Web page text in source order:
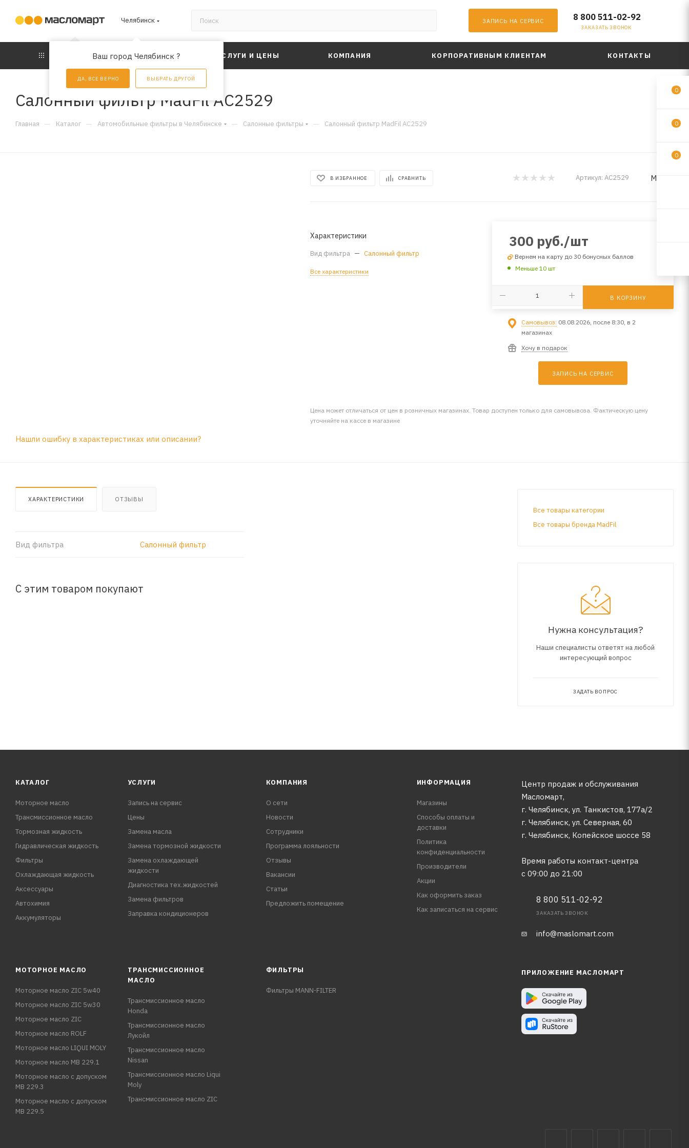
Челябинск
Ваш город Челябинск ?
ДА, ВСЕ ВЕРНО ВЫБРАТЬ ДРУГОЙ
ЗАПИСЬ НА СЕРВИС 8 800 511-02-92
ЗАКАЗАТЬ ЗВОНОК
АКЦИИ УСЛУГИ И ЦЕНЫ КОМПАНИЯ КОРПОРАТИВНЫМ КЛИЕНТАМ КОНТАКТЫ
Салонный фильтр MadFil AC2529
Главная — Каталог — Автомобильные фильтры в Челябинске — Салонные фильтры — Салонный фильтр MadFil AC2529
В ИЗБРАННОЕ СРАВНИТЬ Артикул: AC2529 MadFil
Характеристики
Вид фильтра — Салонный фильтр
Все характеристики
300 руб./шт
Вернем на карту до 30 бонусных баллов
Меньше 10 шт
В КОРЗИНУ
Самовывоз: 08.08.2026, после 8:30, в 2
магазинах
Хочу в подарок
ЗАПИСЬ НА СЕРВИС
Цена может отличаться от цен в розничных магазинах. Товар доступен только для самовывоза. Фактическую цену
уточняйте на кассе в магазине
Нашли ошибку в характеристиках или описании?
ХАРАКТЕРИСТИКИ ОТЗЫВЫ
Вид фильтра Салонный фильтр
С этим товаром покупают
Все товары категории
Все товары бренда MadFil
Нужна консультация?
Наши специалисты ответят на любой
интересующий вопрос
ЗАДАТЬ ВОПРОС
КАТАЛОГ
Моторное масло
Трансмиссионное масло
Тормозная жидкость
Гидравлическая жидкость
Фильтры
Охлаждающая жидкость
Аксессуары
Автохимия
Аккумуляторы
УСЛУГИ
Запись на сервис
Цены
Замена масла
Замена тормозной жидкости
Замена охлаждающей
жидкости
Диагностика тех.жидкостей
Замена фильтров
Заправка кондиционеров
КОМПАНИЯ
О сети
Новости
Сотрудники
Программа лояльности
Отзывы
Вакансии
Статьи
Предложить помещение
ИНФОРМАЦИЯ
Магазины
Способы оплаты и
доставки
Политика
конфиденциальности
Производители
Акции
Как оформить заказ
Как записаться на сервис
Центр продаж и обслуживания
Масломарт,
г. Челябинск, ул. Танкистов, 177а/2
г. Челябинск, ул. Северная, 60
г. Челябинск, Копейское шоссе 58
Время работы контакт-центра
с 09:00 до 21:00
8 800 511-02-92
ЗАКАЗАТЬ ЗВОНОК
info@maslomart.com
МОТОРНОЕ МАСЛО
Моторное масло ZIC 5w40
Моторное масло ZIC 5w30
Моторное масло ZIC
Моторное масло ROLF
Моторное масло LIQUI MOLY
Моторное масло MB 229.1
Моторное масло с допуском
MB 229.3
Моторное масло с допуском
MB 229.5
ТРАНСМИССИОННОЕ
МАСЛО
Трансмиссионное масло
Honda
Трансмиссионное масло
Лукойл
Трансмиссионное масло
Nissan
Трансмиссионное масло Liqui
Moly
Трансмиссионное масло ZIC
ФИЛЬТРЫ
Фильтры MANN-FILTER
ПРИЛОЖЕНИЕ МАСЛОМАРТ
0
0
0